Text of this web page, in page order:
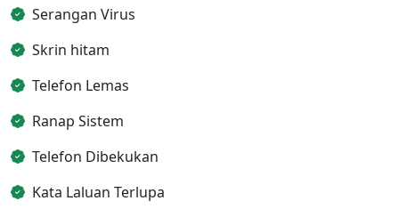
Serangan Virus
Skrin hitam
Telefon Lemas
Ranap Sistem
Telefon Dibekukan
Kata Laluan Terlupa